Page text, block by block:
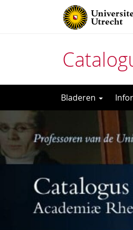
naar
het
inhoud
Bladeren